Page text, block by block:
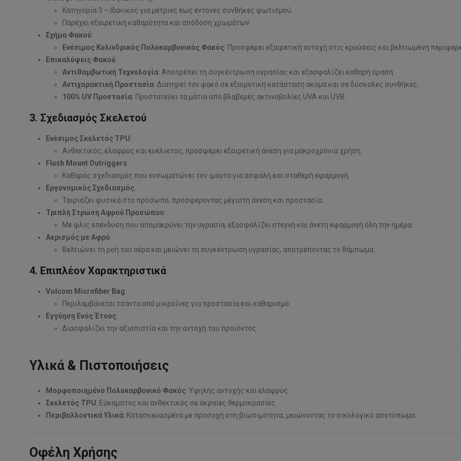
Κατηγορία 3 – Ιδανικός για μέτριες έως έντονες συνθήκες φωτισμού.
Παρέχει εξαιρετική καθαρότητα και απόδοση χρωμάτων.
Σχήμα Φακού:
Ενέσιμος Κυλινδρικός Πολυκαρβονικός Φακός: Προσφέρει εξαιρετική αντοχή στις κρούσεις και βελτιωμένη
Επικαλύψεις Φακού:
Αντιθαμβωτική Τεχνολογία: Αποτρέπει τη συγκέντρωση υγρασίας και εξασφαλίζει καθαρή όραση.
Αντιχαρακτική Προστασία: Διατηρεί τον φακό σε εξαιρετική κατάσταση ακόμα και σε δύσκολες συνθήκες.
100% UV Προστασία: Προστατεύει τα μάτια από βλαβερές ακτινοβολίες UVA και UVB.
3. Σχεδιασμός Σκελετού
Ενέσιμος Σκελετός TPU:
Ανθεκτικός, ελαφρύς και ευέλικτος, προσφέρει εξαιρετική άνεση για μακροχρόνια χρήση.
Flush Mount Outriggers:
Καθαρός σχεδιασμός που ενσωματώνει τον ιμάντα για ασφαλή και σταθερή εφαρμογή.
Εργονομικός Σχεδιασμός:
Ταιριάζει φυσικά στο πρόσωπο, προσφέροντας μέγιστη άνεση και προστασία.
Τριπλή Στρώση Αφρού Προσώπου:
Με φλις επένδυση που απομακρύνει την υγρασία, εξασφαλίζει στεγνή και άνετη εφαρμογή όλη την ημέρα.
Αερισμός με Αφρό:
Βελτιώνει τη ροή του αέρα και μειώνει τη συγκέντρωση υγρασίας, αποτρέποντας το θάμπωμα.
4. Επιπλέον Χαρακτηριστικά
Volcom Microfiber Bag:
Περιλαμβάνεται τσάντα από μικροΐνες για προστασία και καθαρισμό.
Εγγύηση Ενός Έτους:
Διασφαλίζει την αξιοπιστία και την αντοχή του προϊόντος.
Υλικά & Πιστοποιήσεις
Μορφοποιημένο Πολυκαρβονικό Φακός: Υψηλής αντοχής και ελαφρύς.
Σκελετός TPU: Εύκαμπτος και ανθεκτικός σε ακραίες θερμοκρασίες.
Περιβαλλοντικά Υλικά: Κατασκευασμένα με προσοχή στη βιωσιμότητα, μειώνοντας το οικολογικό αποτύπωμα.
Οφέλη Χρήσης